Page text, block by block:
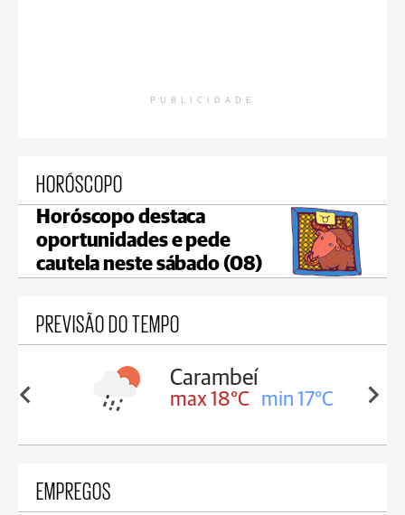
PUBLICIDADE
HORÓSCOPO
Horóscopo destaca
oportunidades e pede
cautela neste sábado (08)
PREVISÃO DO TEMPO
18°C
Carambeí
max 18°C min 17°C
EMPREGOS